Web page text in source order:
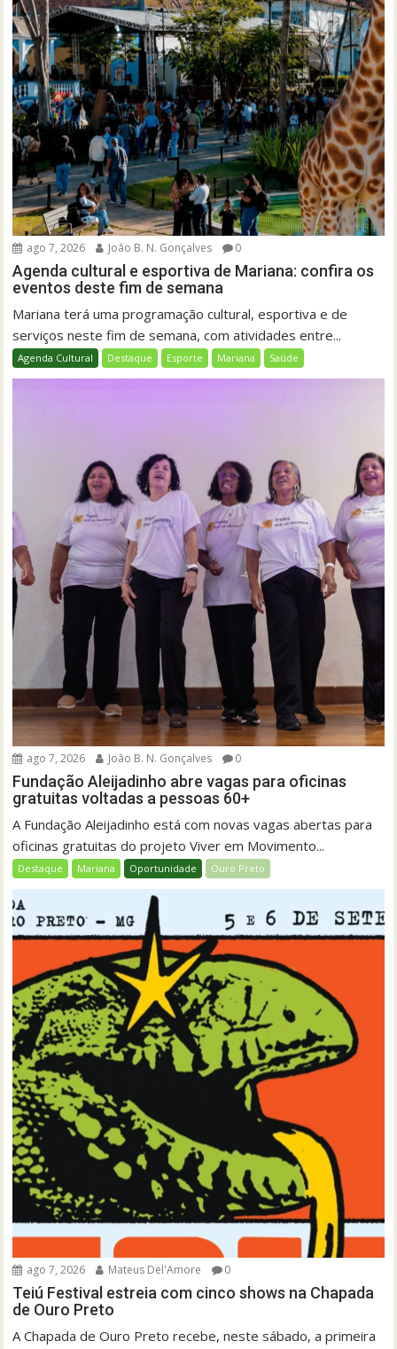
ago 7, 2026 João B. N. Gonçalves 0
Agenda cultural e esportiva de Mariana: confira os
eventos deste fim de semana
Mariana terá uma programação cultural, esportiva e de
serviços neste fim de semana, com atividades entre...
Agenda Cultural Destaque Esporte Mariana Saúde
ago 7, 2026 João B. N. Gonçalves 0
Fundação Aleijadinho abre vagas para oficinas
gratuitas voltadas a pessoas 60+
A Fundação Aleijadinho está com novas vagas abertas para
oficinas gratuitas do projeto Viver em Movimento...
Destaque Mariana Oportunidade Ouro Preto
ago 7, 2026 Mateus Del'Amore 0
Teiú Festival estreia com cinco shows na Chapada
de Ouro Preto
A Chapada de Ouro Preto recebe, neste sábado, a primeira